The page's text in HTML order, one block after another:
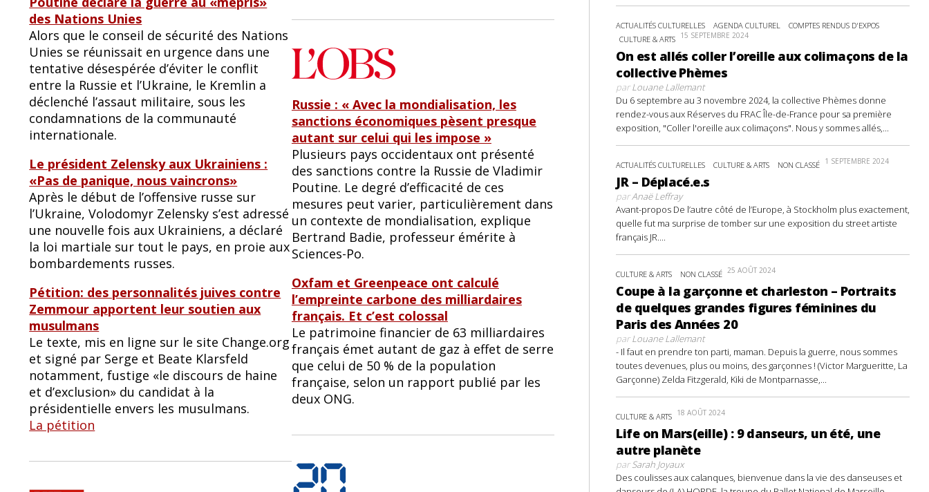
des Nations Unies
Alors que le conseil de sécurité des Nations
Unies se réunissait en urgence dans une
tentative désespérée d’éviter le conflit
entre la Russie et l’Ukraine, le Kremlin a
déclenché l’assaut militaire, sous les
condamnations de la communauté
internationale.
Le président Zelensky aux Ukrainiens :
«Pas de panique, nous vaincrons»
Après le début de l’offensive russe sur
l’Ukraine, Volodomyr Zelensky s’est adressé
une nouvelle fois aux Ukrainiens, a déclaré
la loi martiale sur tout le pays, en proie aux
bombardements russes.
Pétition: des personnalités juives contre
Zemmour apportent leur soutien aux
musulmans
Le texte, mis en ligne sur le site Change.org
et signé par Serge et Beate Klarsfeld
notamment, fustige «le discours de haine
et d’exclusion» du candidat à la
présidentielle envers les musulmans.
La pétition
Russie : « Avec la mondialisation, les
sanctions économiques pèsent presque
autant sur celui qui les impose »
Plusieurs pays occidentaux ont présenté
des sanctions contre la Russie de Vladimir
Poutine. Le degré d’efficacité de ces
mesures peut varier, particulièrement dans
un contexte de mondialisation, explique
Bertrand Badie, professeur émérite à
Sciences-Po.
Oxfam et Greenpeace ont calculé
l’empreinte carbone des milliardaires
français. Et c’est colossal
Le patrimoine financier de 63 milliardaires
français émet autant de gaz à effet de serre
que celui de 50 % de la population
française, selon un rapport publié par les
deux ONG.
ACTUALITÉS CULTURELLES AGENDA CULTUREL
COMPTES RENDUS D'EXPOS
CULTURE & ARTS 15 SEPTEMBRE 2024
On est allés coller l’oreille aux colimaçons de la
collective Phèmes
parLouane Lallemant
Du 6 septembre au 3 novembre 2024, la collective Phèmes donne
rendez-vous aux Réserves du FRAC Île-de-France pour sa première
exposition, "Coller l'oreille aux colimaçons". Nous y sommes allés,...
ACTUALITÉS CULTURELLES CULTURE & ARTS NON CLASSÉ 1 SEPTEMBRE 2024
JR – Déplacé.e.s
parAnaë Leffray
Avant-propos De l’autre côté de l’Europe, à Stockholm plus exactement,
quelle fut ma surprise de tomber sur une exposition du street artiste
français JR....
CULTURE & ARTS NON CLASSÉ 25 AOÛT 2024
Coupe à la garçonne et charleston – Portraits
de quelques grandes figures féminines du
Paris des Années 20
parLouane Lallemant
- Il faut en prendre ton parti, maman. Depuis la guerre, nous sommes
toutes devenues, plus ou moins, des garçonnes ! (Victor Margueritte, La
Garçonne) Zelda Fitzgerald, Kiki de Montparnasse,...
CULTURE & ARTS 18 AOÛT 2024
Life on Mars(eille) : 9 danseurs, un été, une
autre planète
parSarah Joyaux
Des coulisses aux calanques, bienvenue dans la vie des danseuses et